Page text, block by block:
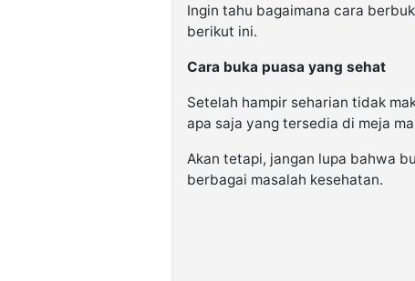
Ingin tahu bagaimana cara
berikut ini.
Cara buka puasa yang sehat
Setelah hampir seharian tidak
apa saja yang tersedia di meja
Akan tetapi, jangan lupa bahwa
berbagai masalah kesehatan.